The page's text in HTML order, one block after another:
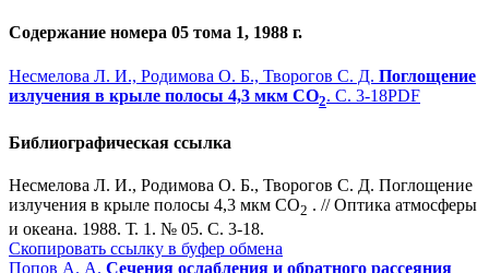
Содержание номера 05 тома 1, 1988 г.
Несмелова Л. И., Родимова О. Б., Творогов С. Д. Поглощение
излучения в крыле полосы 4,3 мкм CО2. С. 3-18PDF
Библиографическая ссылка
Несмелова Л. И., Родимова О. Б., Творогов С. Д. Поглощение
излучения в крыле полосы 4,3 мкм CО2 . // Оптика атмосферы
и океана. 1988. Т. 1. № 05. С. 3-18.
Скопировать ссылку в буфер обмена
Попов А. А. Сечения ослабления и обратного рассеяния